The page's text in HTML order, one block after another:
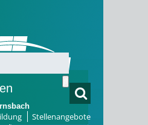
Stellenangebote